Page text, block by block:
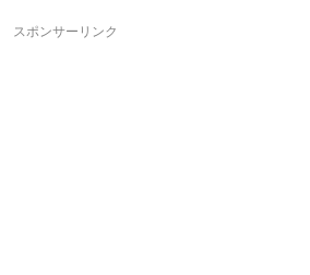
スポンサーリンク